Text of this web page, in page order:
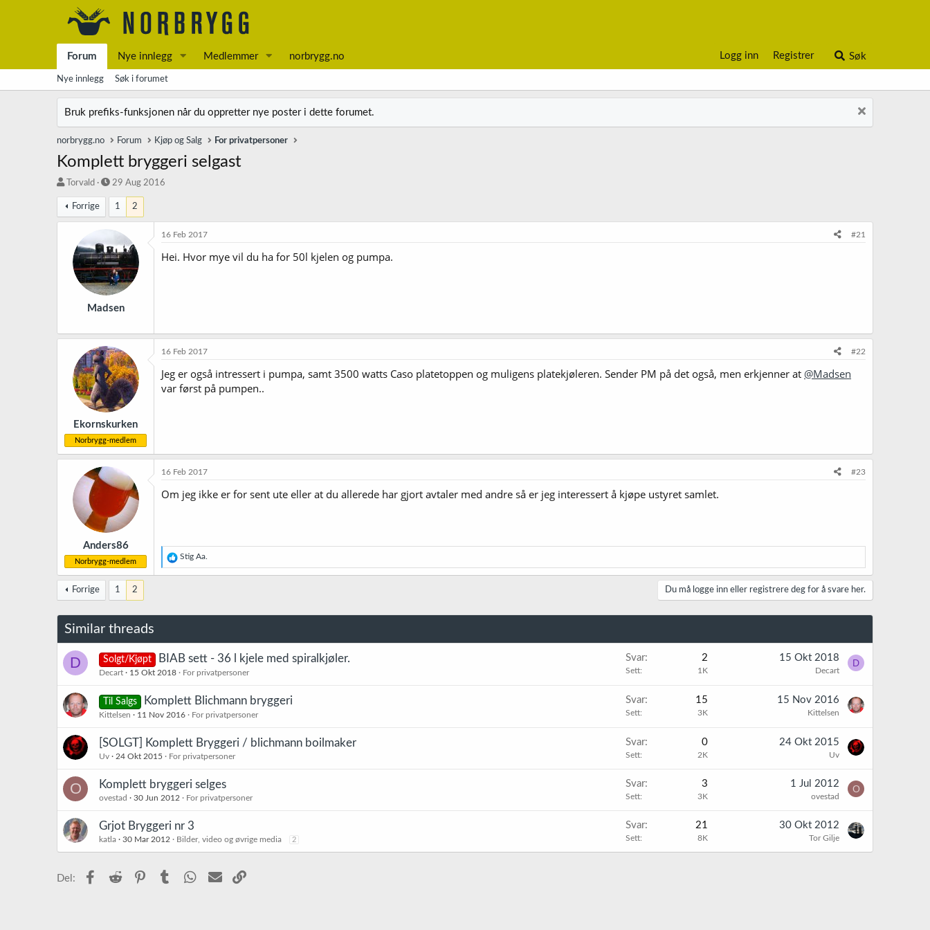
Forum Nye innlegg Medlemmer norbrygg.no Logg inn Registrer Søk
Nye innlegg Søk i forumet
Bruk prefiks-funksjonen når du oppretter nye poster i dette forumet.
norbrygg.no Forum Kjøp og Salg For privatpersoner
Komplett bryggeri selgast
T
å
d
Torvald
S
r
t
d
a
t
o
29 Aug 2016
Forrige 1 2
Madsen
16 Feb 2017 #21
Hei. Hvor mye vil du ha for 50l kjelen og pumpa.
Ekornskurken
Norbrygg-medlem
16 Feb 2017 #22
Jeg er også intressert i pumpa, samt 3500 watts Caso platetoppen og muligens platekjøleren. Sender PM på det også, men erkjenner at @Madsen
var først på pumpen..
Anders86
Norbrygg-medlem
16 Feb 2017 #23
Om jeg ikke er for sent ute eller at du allerede har gjort avtaler med andre så er jeg interessert å kjøpe ustyret samlet.
R
e
a
e
r
Stig Aa.
Forrige 1 2 Du må logge inn eller registrere deg for å svare her.
Similar threads
D Solgt/Kjøpt BIAB sett - 36 l kjele med spiralkjøler.
Decart 15 Okt 2018 For privatpersoner
Svar 2
Sett 1K
15 Okt 2018
Decart
D
Til Salgs Komplett Blichmann bryggeri
Kittelsen 11 Nov 2016 For privatpersoner
Svar 15
Sett 3K
15 Nov 2016
Kittelsen
[SOLGT] Komplett Bryggeri / blichmann boilmaker
Uv 24 Okt 2015 For privatpersoner
Svar 0
Sett 2K
24 Okt 2015
Uv
O Komplett bryggeri selges
ovestad 30 Jun 2012 For privatpersoner
Svar 3
Sett 3K
1 Jul 2012
ovestad
O
Grjot Bryggeri nr 3
katla 30 Mar 2012 Bilder, video og øvrige media 2
Svar 21
Sett 8K
30 Okt 2012
Tor Gilje
Del: Facebook
Reddit PinterestTumblr WhatsApp
E-post